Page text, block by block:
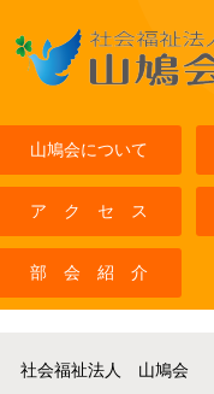
社会福祉法人 山鳩会
山鳩会について
ア ク セ ス
部 会 紹 介